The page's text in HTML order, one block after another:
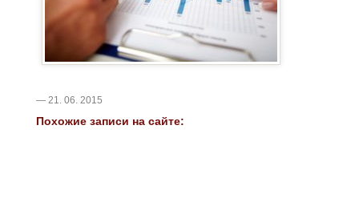
— 21. 06. 2015
Похожие записи на сайте: